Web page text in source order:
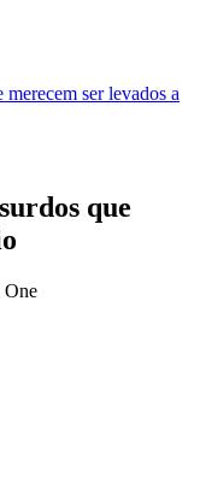
ser levados a
que
One